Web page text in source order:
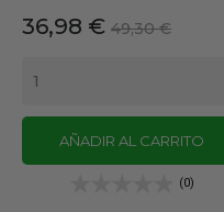
Precio
36,98 € Precio
49,30 €
AÑADIR AL CARRITO
(0)